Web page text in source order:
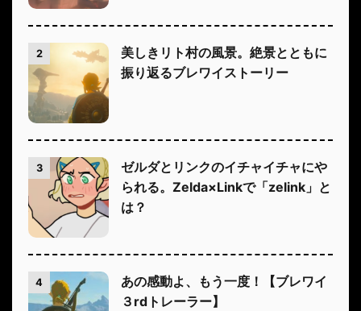
2
美しきリト村の風景。絶景とともに
振り返るブレワイストーリー
3
ゼルダとリンクのイチャイチャにや
られる。Zelda×Linkで「zelink」と
は？
4
あの感動よ、もう一度！【ブレワイ
３rdトレーラー】